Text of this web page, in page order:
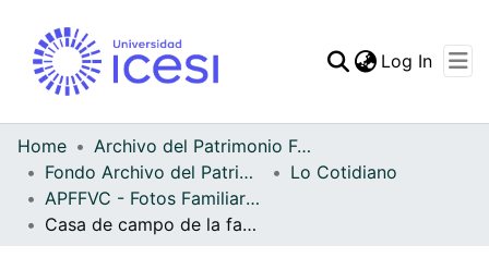
Statistics
Log In
Home
Archivo del Patrimonio Fotográfico y Fílmico del Valle del Cauca
Fondo Archivo del Patrimonio Fotográfico y Fílmico del Valle del Cauca
Lo Cotidiano
APFFVC - Fotos Familiares - Patrimonial
Casa de campo de la familia Satizábal, con la mascota y el niño de la casa